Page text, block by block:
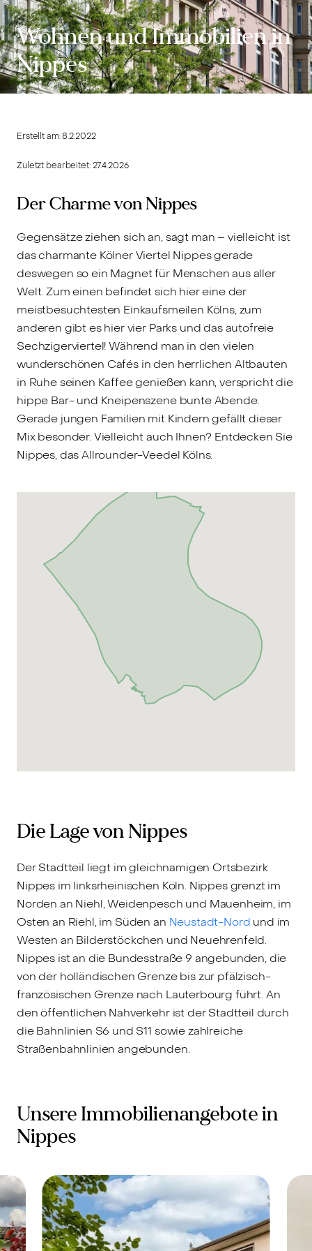
Wohnen und Immobilien in
Nippes
Erstellt am:8.2.2022
Zuletzt bearbeitet:27.4.2026
Der Charme von Nippes
Gegensätze ziehen sich an, sagt man – vielleicht ist
das charmante Kölner Viertel Nippes gerade
deswegen so ein Magnet für Menschen aus aller
Welt. Zum einen befindet sich hier eine der
meistbesuchtesten Einkaufsmeilen Kölns, zum
anderen gibt es hier vier Parks und das autofreie
Sechzigerviertel! Während man in den vielen
wunderschönen Cafés in den herrlichen Altbauten
in Ruhe seinen Kaffee genießen kann, verspricht die
hippe Bar- und Kneipenszene bunte Abende.
Gerade jungen Familien mit Kindern gefällt dieser
Mix besonder. Vielleicht auch Ihnen? Entdecken Sie
Nippes, das Allrounder-Veedel Kölns.
Die Lage von Nippes
Der Stadtteil liegt im gleichnamigen Ortsbezirk
Nippes im linksrheinischen Köln. Nippes grenzt im
Norden an Niehl, Weidenpesch und Mauenheim, im
Osten an Riehl, im Süden an Neustadt-Nord und im
Westen an Bilderstöckchen und Neuehrenfeld.
Nippes ist an die Bundesstraße 9 angebunden, die
von der holländischen Grenze bis zur pfälzisch-
französischen Grenze nach Lauterbourg führt. An
den öffentlichen Nahverkehr ist der Stadtteil durch
die Bahnlinien S6 und S11 sowie zahlreiche
Straßenbahnlinien angebunden.
Unsere Immobilienangebote in
Nippes